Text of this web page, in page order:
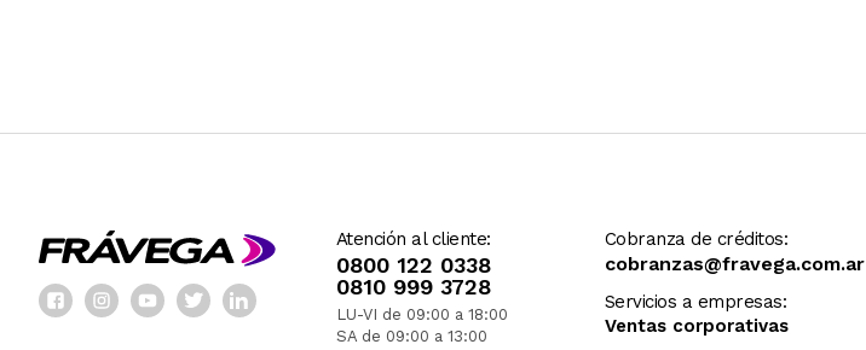
Atención al cliente:
0800 122 0338
0810 999 3728
LU-VI de 09:00 a 18:00
SA de 09:00 a 13:00
Cobranza de créditos:
cobranzas@fravega.com.ar
Servicios a empresas:
Ventas corporativas